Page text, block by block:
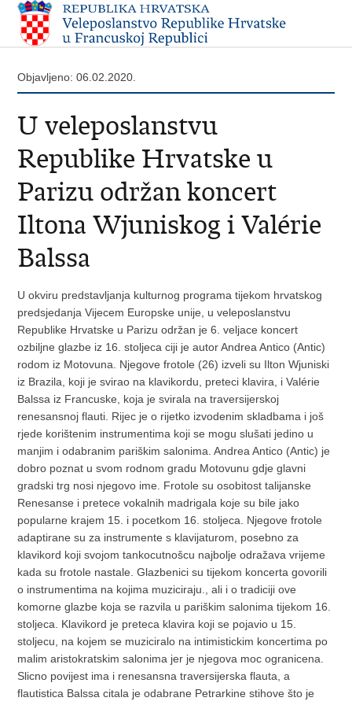
Objavljeno: 06.02.2020.
U veleposlanstvu
Republike Hrvatske u
Parizu održan koncert
Iltona Wjuniskog i Valérie
Balssa
U okviru predstavljanja kulturnog programa tijekom hrvatskog
predsjedanja Vijecem Europske unije, u veleposlanstvu
Republike Hrvatske u Parizu održan je 6. veljace koncert
ozbiljne glazbe iz 16. stoljeca ciji je autor Andrea Antico (Antic)
rodom iz Motovuna. Njegove frotole (26) izveli su Ilton Wjuniski
iz Brazila, koji je svirao na klavikordu, preteci klavira, i Valérie
Balssa iz Francuske, koja je svirala na traversijerskoj
renesansnoj flauti. Rijec je o rijetko izvodenim skladbama i još
rjede korištenim instrumentima koji se mogu slušati jedino u
manjim i odabranim pariškim salonima. Andrea Antico (Antic) je
dobro poznat u svom rodnom gradu Motovunu gdje glavni
gradski trg nosi njegovo ime. Frotole su osobitost talijanske
Renesanse i pretece vokalnih madrigala koje su bile jako
popularne krajem 15. i pocetkom 16. stoljeca. Njegove frotole
adaptirane su za instrumente s klavijaturom, posebno za
klavikord koji svojom tankocutnošcu najbolje odražava vrijeme
kada su frotole nastale. Glazbenici su tijekom koncerta govorili
o instrumentima na kojima muziciraju., ali i o tradiciji ove
komorne glazbe koja se razvila u pariškim salonima tijekom 16.
stoljeca. Klavikord je preteca klavira koji se pojavio u 15.
stoljecu, na kojem se muziciralo na intimistickim koncertima po
malim aristokratskim salonima jer je njegova moc ogranicena.
Slicno povijest ima i renesansna traversijerska flauta, a
flautistica Balssa citala je odabrane Petrarkine stihove što je